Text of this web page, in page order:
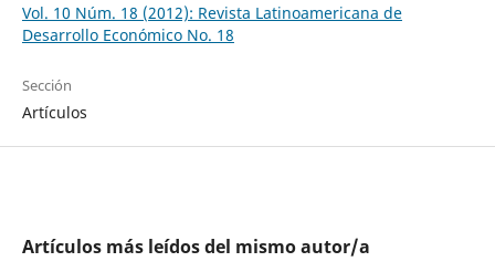
Vol. 10 Núm. 18 (2012): Revista Latinoamericana de
Desarrollo Económico No. 18
Sección
Artículos
Artículos más leídos del mismo autor/a